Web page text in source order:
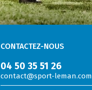
CONTACTEZ-NOUS
04 50 35 51 26
contact@sport-leman.com